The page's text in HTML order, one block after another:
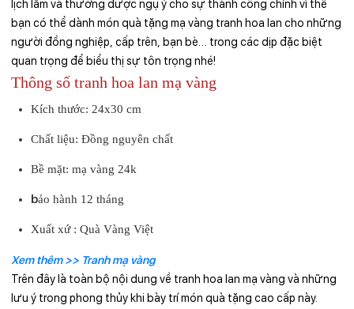
lịch lãm và thường được ngụ ý cho sự thành công chính vì thế
bạn có thể dành món quà tặng mạ vàng tranh hoa lan cho những
người đồng nghiệp, cấp trên, bạn bè… trong các dịp đặc biệt
quan trọng để biểu thị sự tôn trọng nhé!
Thông số tranh hoa lan mạ vàng
Kích thước: 24x30 cm
Chất liệu: Đồng nguyên chất
Bề mặt: mạ vàng 24k
bảo hành 12 tháng
Xuất xứ : Quà Vàng Việt
Xem thêm >> Tranh mạ vàng
Trên đây là toàn bộ nội dung về tranh hoa lan mạ vàng và những
lưu ý trong phong thủy khi bày trí món quà tặng cao cấp này.